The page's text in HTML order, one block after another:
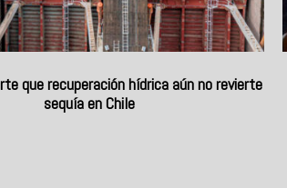
que recuperación hídrica aún no revierte
sequía en Chile